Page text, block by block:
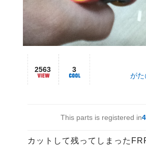
2563 3
が
This parts is registered in4
カットして残ってしまった